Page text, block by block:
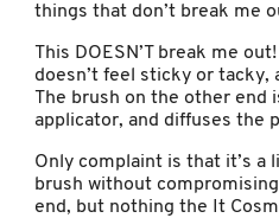
GLOW RECIPE
GUCCI
GUERLAIN
things that don’t break me
This DOESN’T break me
doesn’t feel sticky or tacky,
The brush on the other end
applicator, and diffuses the
Only complaint is that it’s
brush without
end, but nothing the It